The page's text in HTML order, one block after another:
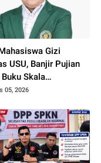
Gizi
USU, Banjir Pujian
Buku Skala
dari 70 Ribu
05, 2026